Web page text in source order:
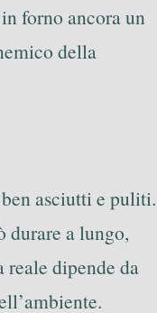
forno ancora un
della
asciutti e puliti.
durare a lungo,
reale dipende da